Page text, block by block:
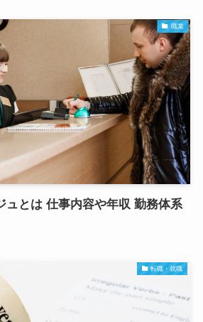
職業
ュとは 仕事内容や年収 勤務体系
転職・就職